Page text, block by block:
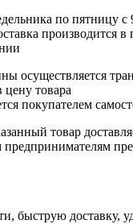
по пятницу
производится
осуществляется
цену товара
покупателем
товар
быструю доставку,